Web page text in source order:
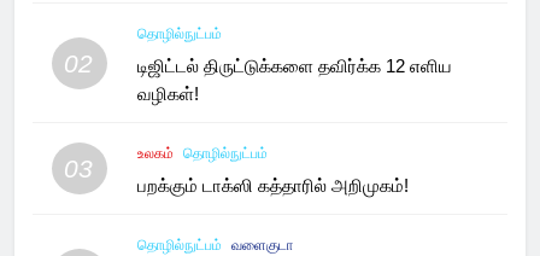
02
தொழில்நுட்பம்
டிஜிட்டல் திருட்டுக்களை தவிர்க்க 12 எளிய
வழிகள்!
03
உலகம் தொழில்நுட்பம்
பறக்கும் டாக்ஸி கத்தாரில் அறிமுகம்!
தொழில்நுட்பம் வளைகுடா